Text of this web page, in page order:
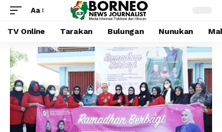
Aa
TV Online Tarakan Bulungan Nunukan